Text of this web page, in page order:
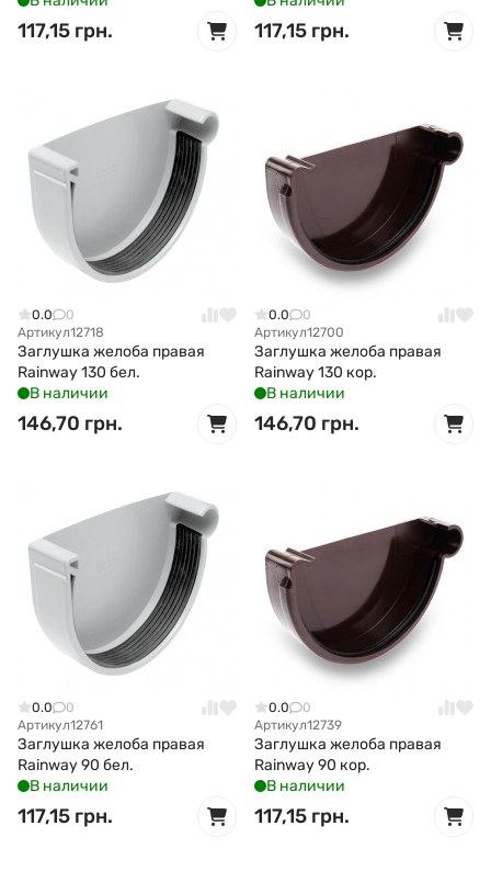
117,15 грн. 117,15 грн.
0.0
0
Артикул12718
Заглушка желоба правая
Rainway 130 бел.
В наличии
146,70 грн.
0.0
0
Артикул12700
Заглушка желоба правая
Rainway 130 кор.
В наличии
146,70 грн.
0.0
0
Артикул12761
Заглушка желоба правая
Rainway 90 бел.
В наличии
117,15 грн.
0.0
0
Артикул12739
Заглушка желоба правая
Rainway 90 кор.
В наличии
117,15 грн.